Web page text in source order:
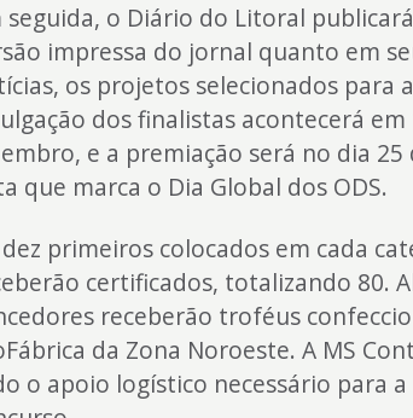
seguida, o Diário do Litoral
impressa do jornal quanto em
os projetos selecionados para
dos finalistas acontecerá em
e a premiação será no dia 25
que marca o Dia Global dos ODS.
primeiros colocados em cada
certificados, totalizando 80.
receberão troféus
da Zona Noroeste. A MS
o apoio logístico necessário para a